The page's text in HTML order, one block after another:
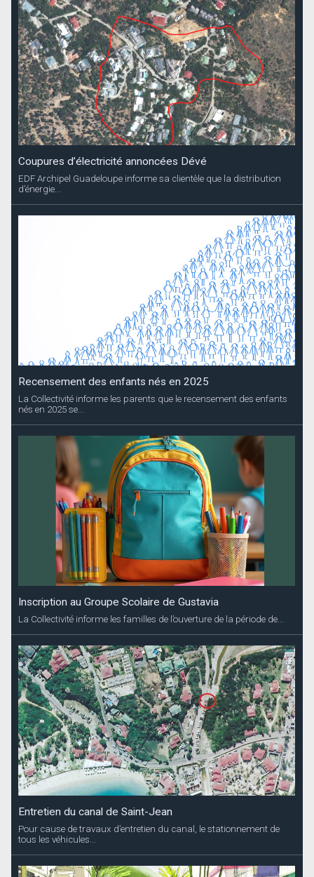
Coupures d’électricité annoncées Dévé
EDF Archipel Guadeloupe informe sa clientèle que la distribution
d’énergie...
Recensement des enfants nés en 2025
La Collectivité informe les parents que le recensement des enfants
nés en 2025 se...
Inscription au Groupe Scolaire de Gustavia
La Collectivité informe les familles de l’ouverture de la période de...
Entretien du canal de Saint-Jean
Pour cause de travaux d’entretien du canal, le stationnement de
tous les véhicules...